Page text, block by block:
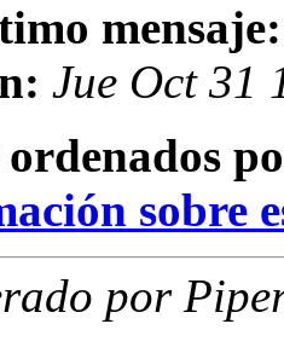
mensaje:
Jue Oct 31
ordenados
sobre
por